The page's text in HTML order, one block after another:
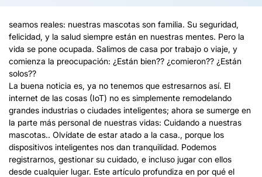
seamos reales: nuestras mascotas son familia. Su seguridad,
felicidad, y la salud siempre están en nuestras mentes. Pero la
vida se pone ocupada. Salimos de casa por trabajo o viaje, y
comienza la preocupación: ¿Están bien?? ¿comieron?? ¿Están
solos??
La buena noticia es, ya no tenemos que estresarnos así. El
internet de las cosas (IoT) no es simplemente remodelando
grandes industrias o ciudades inteligentes; ahora se sumerge en
la parte más personal de nuestras vidas: Cuidando a nuestras
mascotas.. Olvídate de estar atado a la casa., porque los
dispositivos inteligentes nos dan tranquilidad. Podemos
registrarnos, gestionar su cuidado, e incluso jugar con ellos
desde cualquier lugar. Este artículo profundiza en por qué el